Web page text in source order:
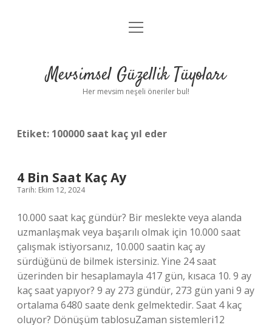
Anasayfa
Yasal Uyarı
menüyü
Mevsimsel Güzellik Tüyoları
Her mevsim neşeli öneriler bul!
Etiket: 100000 saat kaç yıl eder
4 Bin Saat Kaç Ay
Tarih: Ekim 12, 2024
10.000 saat kaç gündür? Bir meslekte veya alanda
uzmanlaşmak veya başarılı olmak için 10.000 saat
çalışmak istiyorsanız, 10.000 saatin kaç ay
sürdüğünü de bilmek istersiniz. Yine 24 saat
üzerinden bir hesaplamayla 417 gün, kısaca 10. 9 ay
kaç saat yapıyor? 9 ay 273 gündür, 273 gün yani 9 ay
ortalama 6480 saate denk gelmektedir. Saat 4 kaç
oluyor? Dönüşüm tablosuZaman sistemleri12